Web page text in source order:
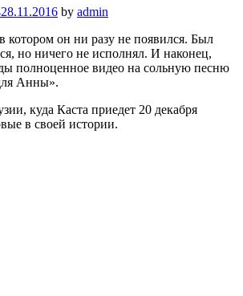
28.11.2016 by admin
он ни разу не появился. Был
но ничего не исполнял. И наконец,
полноценное видео на сольную песню
Анны».
куда Каста приедет 20 декабря
в своей истории.